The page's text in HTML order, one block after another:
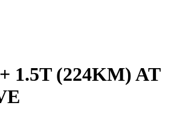
1.5T (224KM) AT